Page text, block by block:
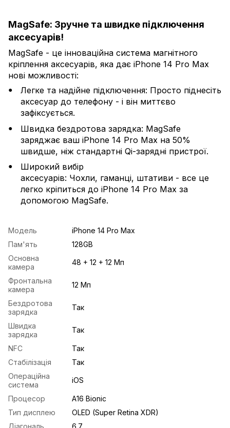
MagSafe: Зручне та швидке підключення
аксесуарів!
MagSafe - це інноваційна система магнітного
кріплення аксесуарів, яка дає iPhone 14 Pro Max
нові можливості:
Легке та надійне підключення: Просто піднесіть
аксесуар до телефону - і він миттєво
зафіксується.
Швидка бездротова зарядка: MagSafe
заряджає ваш iPhone 14 Pro Max на 50%
швидше, ніж стандартні Qi-зарядні пристрої.
Широкий вибір
аксесуарів: Чохли, гаманці, штативи - все це
легко кріпиться до iPhone 14 Pro Max за
допомогою MagSafe.
Модель
iPhone 14 Pro Max
Пам'ять
128GB
Основна
камера
48 + 12 + 12 Мп
Фронтальна
камера
12 Мп
Бездротова
зарядка
Так
Швидка
зарядка
Так
NFC
Так
Стабілізація
Так
Операційна
система
iOS
Процесор
А16 Bionic
Тип дисплею
OLED (Super Retina XDR)
Діагональ
6.7